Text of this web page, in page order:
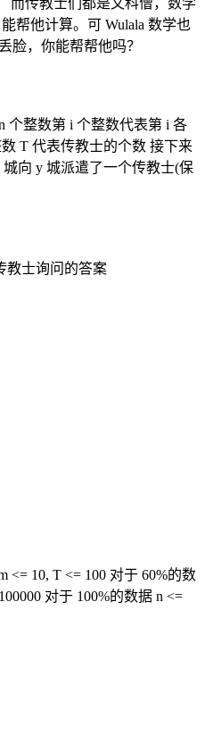
帮他计算。可 Wulala 数学也
脸，你能帮帮他吗？
个整数第 i 个整数代表第 i 各
T 代表传教士的个数 接下来
向 y 城派遣了一个传教士(保
教士询问的答案
<= 10, T <= 100 对于 60%的数
对于 100%的数据 n <=